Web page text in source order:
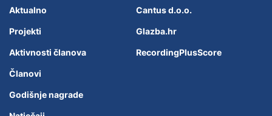
Aktualno
Projekti
Aktivnosti članova
Članovi
Godišnje nagrade
Cantus d.o.o.
Glazba.hr
RecordingPlusScore